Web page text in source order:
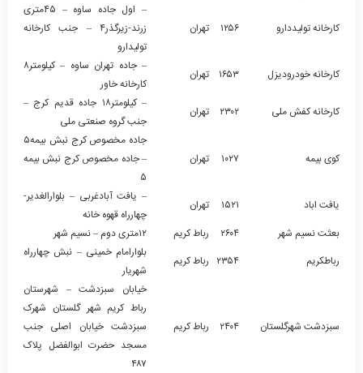
کارخانه تولیددارو ۱۲۵۶ تهران
– اول جاده ساوه – ۴۵متری
زرند-زیرگذر۴ – جنب کارخانه
تولیدارو
کارخانه خودرودیزل
۱۶۵۳ تهران
– جاده تهران ساوه – کیلومتر۸
کارخانه خاور
کارخانه کفش ملی
۲۳۰۲ تهران
– کیلومتر۱۸ جاده قدیم کرج –
جنب گروه صنعتی ملی
کوی بیمه ۱۰۲۷ تهران
جاده مخصوص کرج نبش بیمه۵
– جاده مخصوص کرج نبش بیمه
۵
یافت اباد
۱۵۲۱ تهران
– یافت آبادغربی – بلوارالغدیر-
چهارراه قهوه خانه
بعثت نسیم شهر
۲۶۰۴ رباط کریم
۱۲متری دوم – نسیم شهر
رباطکریم
۲۳۵۴ رباط کریم
بلوارامام خمینی – نبش چهارراه
شهریار
سبزدشت شهرگلستان ۲۴۰۴ رباط کریم
خیابان سبزدشت – شهرستان
رباط کریم شهر گلستان شهرک
سبزدشت خیابان اصلی جنب
مسجد حضرت ابوالفضل پلاک
۴۸۷